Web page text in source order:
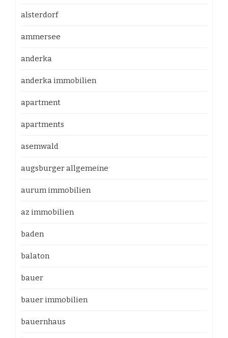
alsterdorf
ammersee
anderka
anderka immobilien
apartment
apartments
asemwald
augsburger allgemeine
aurum immobilien
az immobilien
baden
balaton
bauer
bauer immobilien
bauernhaus